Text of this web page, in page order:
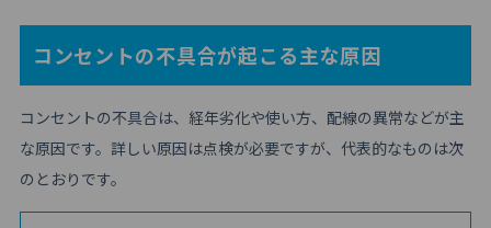
コンセントの不具合が起こる主な原因
コンセントの不具合は、経年劣化や使い方、配線の異常などが主
な原因です。詳しい原因は点検が必要ですが、代表的なものは次
のとおりです。